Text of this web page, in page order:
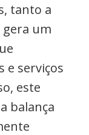
tanto a
um
e serviços
este
balança